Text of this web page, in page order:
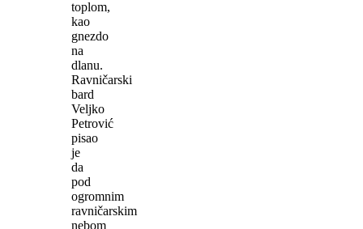
toplom,
kao
gnezdo
na
dlanu.
Ravničarski
bard
Veljko
Petrović
pisao
je
da
pod
ogromnim
ravničarskim
nebom